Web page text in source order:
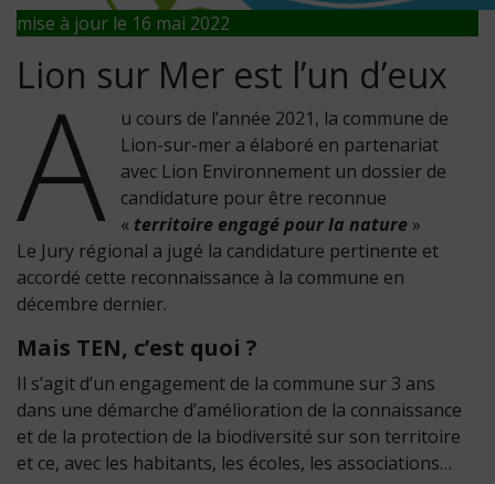
mise à jour le 16 mai 2022
Lion sur Mer est l’un d’eux
A
u cours de l’année 2021, la commune de
Lion-sur-mer a élaboré en partenariat
avec Lion Environnement un dossier de
candidature pour être reconnue
« territoire engagé pour la nature »
Le Jury régional a jugé la candidature pertinente et
accordé cette reconnaissance à la commune en
décembre dernier.
Mais TEN, c’est quoi ?
Il s’agit d’un engagement de la commune sur 3 ans
dans une démarche d’amélioration de la connaissance
et de la protection de la biodiversité sur son territoire
et ce, avec les habitants, les écoles, les associations…